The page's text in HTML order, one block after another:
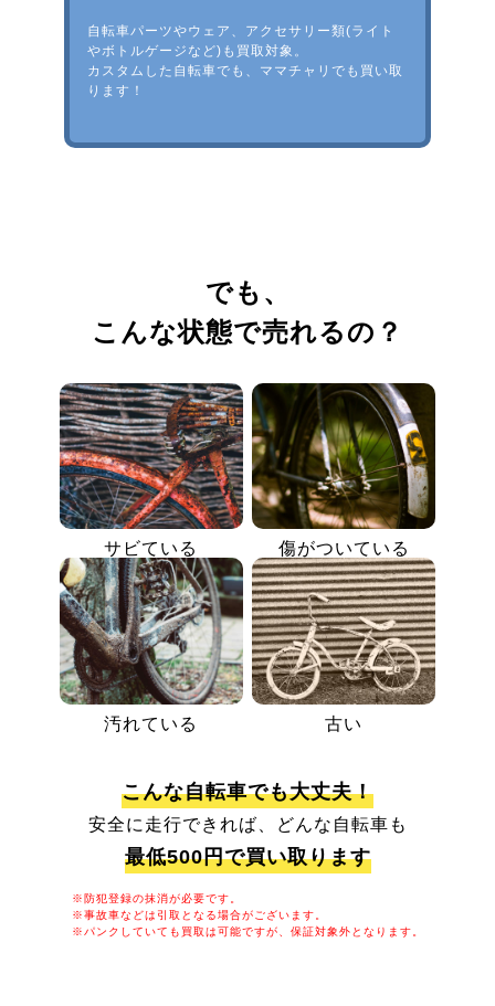
自転車パーツやウェア、アクセサリー類(ライト
やボトルゲージなど)も買取対象。
カスタムした自転車でも、ママチャリでも買い取
ります！
でも、
こんな状態で売れるの？
サビている 傷がついている
汚れている 古い
こんな自転車でも大丈夫！
安全に走行できれば、どんな自転車も
最低500円で買い取ります
※防犯登録の抹消が必要です。
※事故車などは引取となる場合がございます。
※パンクしていても買取は可能ですが、保証対象外となります。